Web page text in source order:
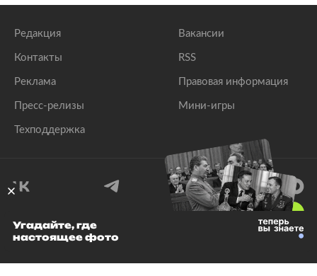
Редакция
Контакты
Реклама
Пресс-релизы
Техподдержка
Вакансии
RSS
Правовая информация
Мини-игры
© 1999–2026 Все права защищены.
Угадайте, где
настоящее фото